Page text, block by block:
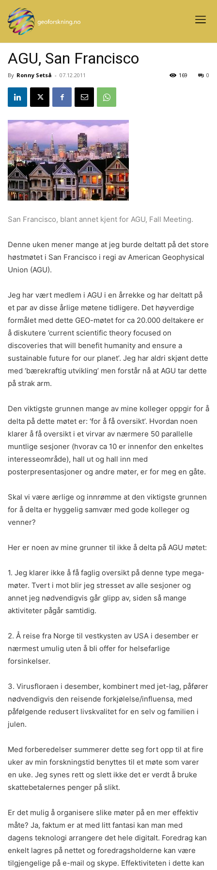
AGU, San Francisco
By Ronny Setså - 07.12.2011 0
169
San Francisco, blant annet kjent for AGU, Fall Meeting.
Denne uken mener mange at jeg burde deltatt på det store
høstmøtet i San Francisco i regi av American Geophysical
Union (AGU).
Jeg har vært medlem i AGU i en årrekke og har deltatt på
et par av disse årlige møtene tidligere. Det høyverdige
formålet med dette GEO-møtet for ca 20.000 deltakere er
å diskutere ’current scientific theory focused on
discoveries that will benefit humanity and ensure a
sustainable future for our planet’. Jeg har aldri skjønt dette
med ‘bærekraftig utvikling’ men forstår nå at AGU tar dette
på strak arm.
Den viktigste grunnen mange av mine kolleger oppgir for å
delta på dette møtet er: ‘for å få oversikt’. Hvordan noen
klarer å få oversikt i et virvar av nærmere 50 parallelle
muntlige sesjoner (hvorav ca 10 er innenfor den enkeltes
interesseområde), hall ut og hall inn med
posterpresentasjoner og andre møter, er for meg en gåte.
Skal vi være ærlige og innrømme at den viktigste grunnen
for å delta er hyggelig samvær med gode kolleger og
venner?
Her er noen av mine grunner til ikke å delta på AGU møtet:
1. Jeg klarer ikke å få faglig oversikt på denne type mega-
møter. Tvert i mot blir jeg stresset av alle sesjoner og
annet jeg nødvendigvis går glipp av, siden så mange
aktiviteter pågår samtidig.
2. Å reise fra Norge til vestkysten av USA i desember er
nærmest umulig uten å bli offer for helsefarlige
forsinkelser.
3. Virusfloraen i desember, kombinert med jet-lag, påfører
nødvendigvis den reisende forkjølelse/influensa, med
påfølgende redusert livskvalitet for en selv og familien i
julen.
Med forberedelser summerer dette seg fort opp til at fire
uker av min forskningstid benyttes til et møte som varer
en uke. Jeg synes rett og slett ikke det er verdt å bruke
skattebetalernes penger på slikt.
Er det mulig å organisere slike møter på en mer effektiv
måte? Ja, faktum er at med litt fantasi kan man med
dagens teknologi arrangere det hele digitalt. Foredrag kan
enkelt lagres på nettet og foredragsholderne kan være
tilgjengelige på e-mail og skype. Effektiviteten i dette kan